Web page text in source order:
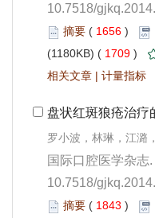
10.7518/
1656 )
1709 )
|
10.7518/
1843 )